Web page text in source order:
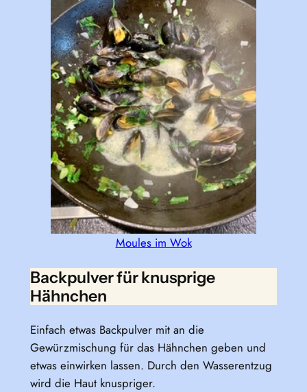
Moules im Wok
Backpulver für knusprige
Hähnchen
Einfach etwas Backpulver mit an die
Gewürzmischung für das Hähnchen geben und
etwas einwirken lassen. Durch den Wasserentzug
wird die Haut knuspriger.